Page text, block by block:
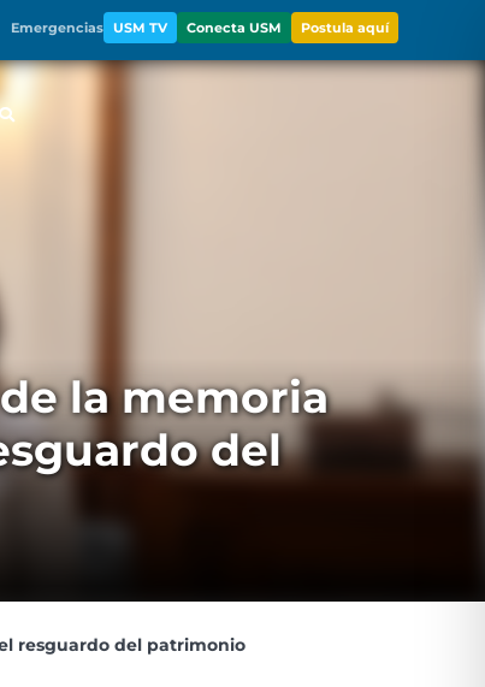
Emergencias USM TV Conecta USM Postula aquí
la memoria
del
resguardo del patrimonio